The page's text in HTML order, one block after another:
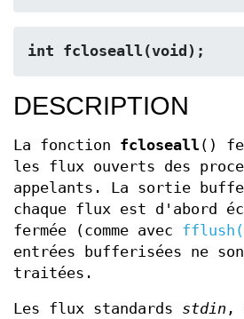
int fcloseall(void);
DESCRIPTION
La fonction fcloseall ()
les flux ouverts des
appelants. La sortie
chaque flux est d'abord
fermée (comme avec
entrées bufferisées ne
traitées.
Les flux standards stdin ,